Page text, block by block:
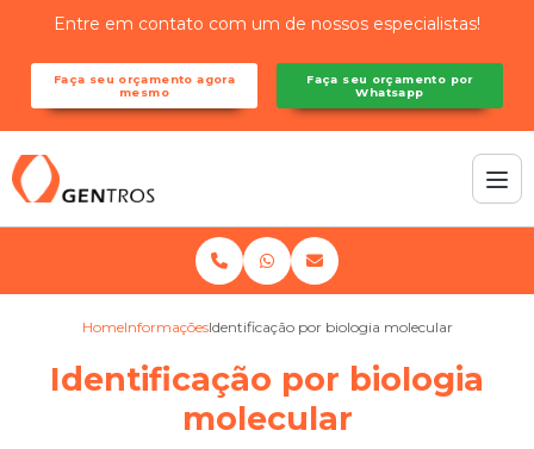
Entre em contato com um de nossos especialistas!
Faça seu orçamento agora
mesmo
Faça seu orçamento por
Whatsapp
HomeInformaçõesIdentificação por biologia molecular
Identificação por biologia
molecular